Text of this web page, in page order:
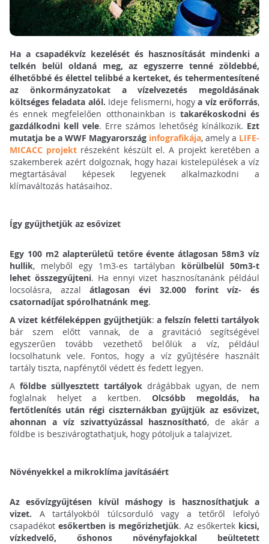
Ha a csapadékvíz kezelését és hasznosítását mindenki a
telkén belül oldaná meg, az egyszerre tenné zöldebbé,
élhetőbbé és élettel telibbé a kerteket, és tehermentesítené
az önkormányzatokat a vízelvezetés megoldásának
költséges feladata alól. Ideje felismerni, hogya víz erőforrás,
és ennek megfelelően otthonainkban is takarékoskodni és
gazdálkodni kell vele. Erre számos lehetőség kínálkozik. Ezt
mutatja be a WWF Magyarország infografikája, amely a LIFE-
MICACC projekt részeként készült el. A projekt keretében a
szakemberek azért dolgoznak, hogy hazai kistelepülések a víz
megtartásával képesek legyenek alkalmazkodni a
klímaváltozás hatásaihoz.
Így gyűjthetjük az esővizet
Egy 100 m2 alapterületű tetőre évente átlagosan 58m3 víz
hullik, melyből egy 1m3-es tartályban körülbelül 50m3-t
lehet összegyűjteni. Ha ennyi vizet hasznosítanánk például
locsolásra, azzalátlagosan évi 32.000 forint víz- és
csatornadíjat spórolhatnánk meg.
A vizet kétféleképpen gyűjthetjük:a felszín feletti tartályok
bár szem előtt vannak, de a gravitáció segítségével
egyszerűen tovább vezethető belőlük a víz, például
locsolhatunk vele. Fontos, hogy a víz gyűjtésére használt
tartály tiszta, napfénytől védett és fedett legyen.
A földbe süllyesztett tartályokdrágábbak ugyan, de nem
foglalnak helyet a kertben. Olcsóbb megoldás, ha
fertőtlenítés után régi ciszternákban gyűjtjük az esővizet,
ahonnan a víz szivattyúzással hasznosítható, de akár a
földbe is beszivárogtathatjuk, hogy pótoljuk a talajvizet.
Növényekkel a mikroklíma javításáért
Az esővízgyűjtésen kívül máshogy is hasznosíthatjuk a
vizet. A tartályokból túlcsorduló vagy a tetőről lefolyó
csapadékot esőkertben is megőrizhetjük. Az esőkertek kicsi,
vízkedvelő, őshonos növényfajokkal beültetett